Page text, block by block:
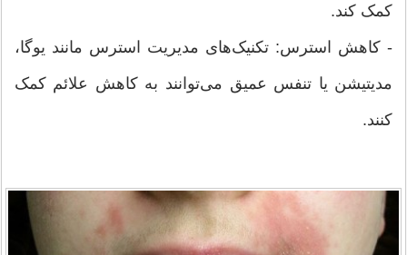
کمک کند.
- کاهش استرس: تکنیک‌های مدیریت استرس مانند یوگا،
مدیتیشن یا تنفس عمیق می‌توانند به کاهش علائم کمک
کنند.